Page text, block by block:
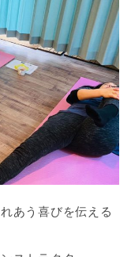
あう喜びを伝える